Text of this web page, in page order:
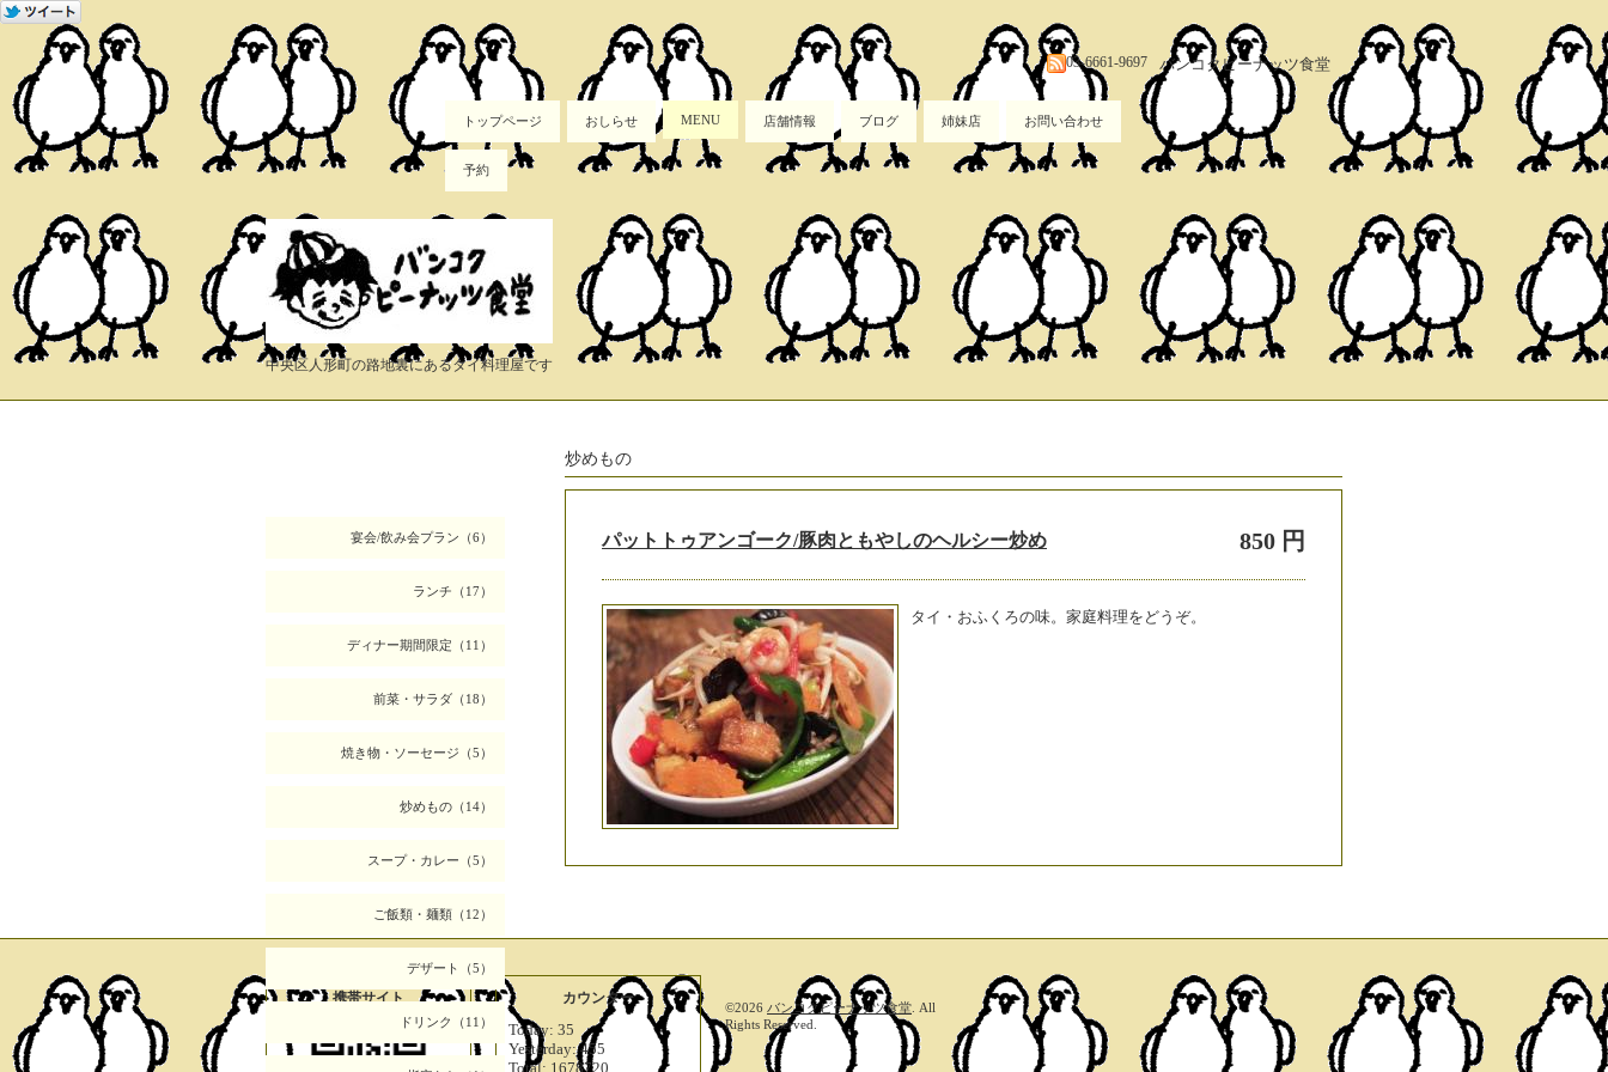
バンコクピーナッツ食堂
03-6661-9697
トップページ おしらせ MENU 店舗情報 ブログ 姉妹店 お問い合わせ
予約
中央区人形町の路地裏にあるタイ料理屋です
宴会/飲み会プラン（6）
ランチ（17）
ディナー期間限定（11）
前菜・サラダ（18）
焼き物・ソーセージ（5）
炒めもの（14）
スープ・カレー（5）
ご飯類・麺類（12）
デザート（5）
ドリンク（11）
炒めもの
850 円
パットトゥアンゴーク/豚肉ともやしのヘルシー炒め
タイ・おふくろの味。家庭料理をどうぞ。
携帯サイト カウンター
Today: 35
Yesterday:455
Total: 1678720
©2026 バンコクピーナッツ食堂 . All
Rights Reserved.